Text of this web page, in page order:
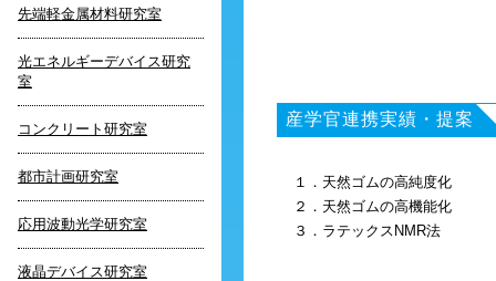
先端軽金属材料研究室
光エネルギーデバイス研究
室
コンクリート研究室
都市計画研究室
応用波動光学研究室
液晶デバイス研究室
産学官連携実績・提案
１．天然ゴムの高純度化
２．天然ゴムの高機能化
３．ラテックスNMR法